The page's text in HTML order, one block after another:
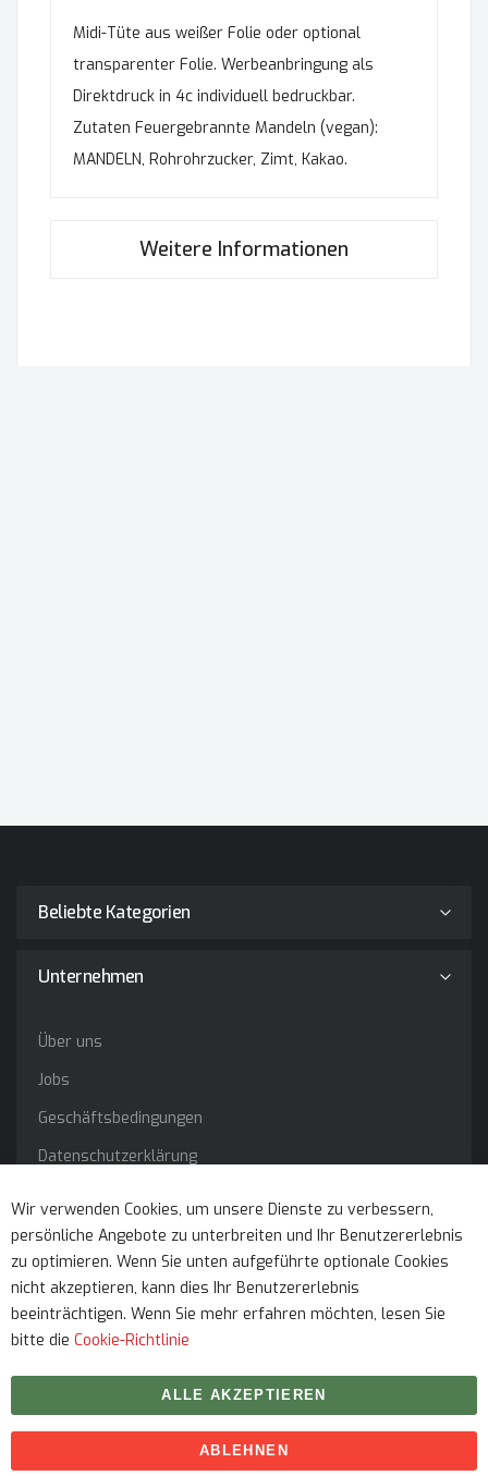
Midi-Tüte aus weißer Folie oder optional
transparenter Folie. Werbeanbringung als
Direktdruck in 4c individuell bedruckbar.
Zutaten Feuergebrannte Mandeln (vegan):
MANDELN, Rohrohrzucker, Zimt, Kakao.
Weitere Informationen
Beliebte Kategorien
Unternehmen
Über uns
Jobs
Geschäftsbedingungen
Datenschutzerklärung
Service
Wir verwenden Cookies, um unsere Dienste zu verbessern,
persönliche Angebote zu unterbreiten und Ihr Benutzererlebnis
zu optimieren. Wenn Sie unten aufgeführte optionale Cookies
nicht akzeptieren, kann dies Ihr Benutzererlebnis
beeinträchtigen. Wenn Sie mehr erfahren möchten, lesen Sie
bitte die Cookie-Richtlinie
ALLE AKZEPTIEREN
ABLEHNEN